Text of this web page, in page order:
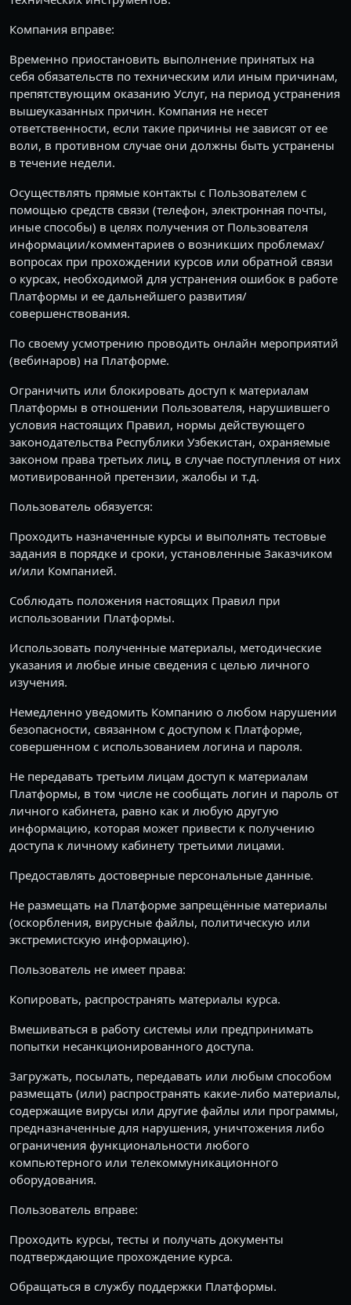
Компания вправе:
Временно приостановить выполнение принятых на
себя обязательств по техническим или иным причинам,
препятствующим оказанию Услуг, на период устранения
вышеуказанных причин. Компания не несет
ответственности, если такие причины не зависят от ее
воли, в противном случае они должны быть устранены
в течение недели.
Осуществлять прямые контакты с Пользователем с
помощью средств связи (телефон, электронная почты,
иные способы) в целях получения от Пользователя
информации/комментариев о возникших проблемах/
вопросах при прохождении курсов или обратной связи
о курсах, необходимой для устранения ошибок в работе
Платформы и ее дальнейшего развития/
совершенствования.
По своему усмотрению проводить онлайн мероприятий
(вебинаров) на Платформе.
Ограничить или блокировать доступ к материалам
Платформы в отношении Пользователя, нарушившего
условия настоящих Правил, нормы действующего
законодательства Республики Узбекистан, охраняемые
законом права третьих лиц, в случае поступления от них
мотивированной претензии, жалобы и т.д.
Пользователь обязуется:
Проходить назначенные курсы и выполнять тестовые
задания в порядке и сроки, установленные Заказчиком
и/или Компанией.
Соблюдать положения настоящих Правил при
использовании Платформы.
Использовать полученные материалы, методические
указания и любые иные сведения с целью личного
изучения.
Немедленно уведомить Компанию о любом нарушении
безопасности, связанном с доступом к Платформе,
совершенном с использованием логина и пароля.
Не передавать третьим лицам доступ к материалам
Платформы, в том числе не сообщать логин и пароль от
личного кабинета, равно как и любую другую
информацию, которая может привести к получению
доступа к личному кабинету третьими лицами.
Предоставлять достоверные персональные данные.
Не размещать на Платформе запрещённые материалы
(оскорбления, вирусные файлы, политическую или
экстремистскую информацию).
Пользователь не имеет права:
Копировать, распространять материалы курса.
Вмешиваться в работу системы или предпринимать
попытки несанкционированного доступа.
Загружать, посылать, передавать или любым способом
размещать (или) распространять какие-либо материалы,
содержащие вирусы или другие файлы или программы,
предназначенные для нарушения, уничтожения либо
ограничения функциональности любого
компьютерного или телекоммуникационного
оборудования.
Пользователь вправе:
Проходить курсы, тесты и получать документы
подтверждающие прохождение курса.
Обращаться в службу поддержки Платформы.